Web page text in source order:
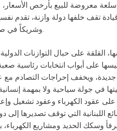
معروضة للبيع بأرخص
تقف خلفها دولة وازنة، تقدم
وشريكاً في صناعة التوازنات.
على أبواب انتخابات رئاسية
جديدة، ويخفف إحراجات التصادم مع
في جولة سياحية ولا بمهمة
عقود الكهرباء وعقود تشغيل
التي توقف تصديرها إلى
وسكك الحديد ومشاريع الكهرباء،